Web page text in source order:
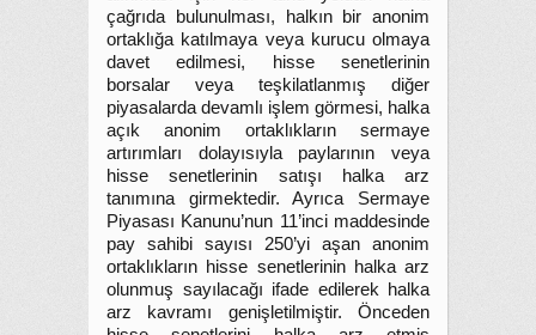
çağrıda bulunulması, halkın bir anonim
ortaklığa katılmaya veya kurucu olmaya
davet edilmesi, hisse senetlerinin
borsalar veya teşkilatlanmış diğer
piyasalarda devamlı işlem görmesi, halka
açık anonim ortaklıkların sermaye
artırımları dolayısıyla paylarının veya
hisse senetlerinin satışı halka arz
tanımına girmektedir. Ayrıca Sermaye
Piyasası Kanunu’nun 11’inci maddesinde
pay sahibi sayısı 250’yi aşan anonim
ortaklıkların hisse senetlerinin halka arz
olunmuş sayılacağı ifade edilerek halka
arz kavramı genişletilmiştir. Önceden